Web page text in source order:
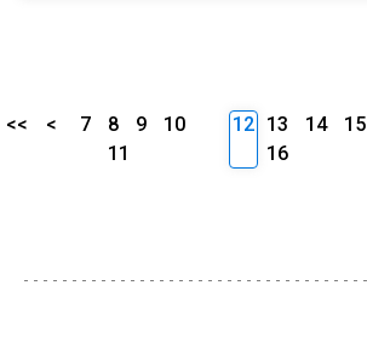
<< < 7 8 9
10
11
12 13 14
15
16